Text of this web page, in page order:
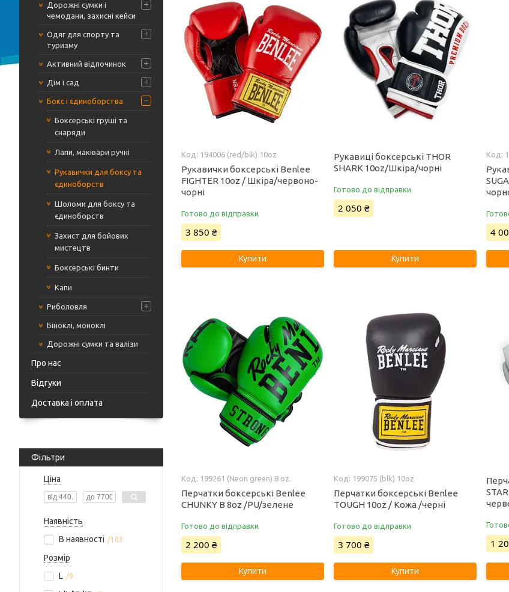
Дорожні сумки і
чемодани, захисні кейси
Одяг для спорту та
туризму
Активний відпочинок
Дім і сад
Бокс і єдиноборства
Боксерські груші та
снаряди
Лапи, маківари ручні
Рукавички для боксу та
єдиноборств
Шоломи для боксу та
єдиноборств
Захист для бойових
мистецтв
Боксерські бинти
Капи
Риболовля
Біноклі, моноклі
Дорожні сумки та валізи
Про нас
Відгуки
Доставка і оплата
Фільтри
Ціна
Наявність
В наявності
103
Розмір
L
9
194006 (red/blk) 10oz
Рукавички боксерські Benlee
FIGHTER 10oz / Шкіра/червоно-
чорні
Готово до відправки
3 850 ₴
Купити
Рукавиці боксерські THOR
SHARK 10oz/Шкіра/чорні
Готово до відправки
2 050 ₴
Купити
4
199261 (Neon green) 8 oz.
Перчатки боксерські Benlee
CHUNKY B 8oz /PU/зелене
Готово до відправки
2 200 ₴
Купити
199075 (blk) 10oz
Перчатки боксерські Benlee
TOUGH 10oz / Кожа /черні
Готово до відправки
3 700 ₴
Купити
1